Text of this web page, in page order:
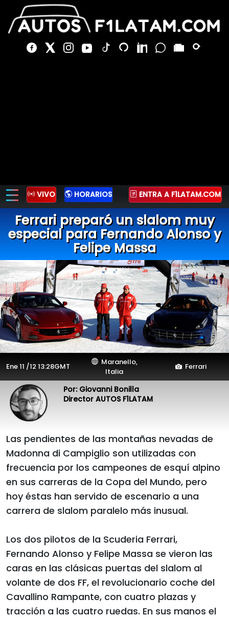
VIVO HORARIOS ENTRA A F1LATAM.COM
Ferrari preparó un slalom muy
especial para Fernando Alonso y
Felipe Massa
Ene 11 /12 13:28GMT
Maranello,
Italia
Ferrari
Por: Giovanni Bonilla
Director AUTOS F1LATAM
Las pendientes de las montañas nevadas de
Madonna di Campiglio son utilizadas con
frecuencia por los campeones de esquí alpino
en sus carreras de la Copa del Mundo, pero
hoy éstas han servido de escenario a una
carrera de slalom paralelo más inusual.
Los dos pilotos de la Scuderia Ferrari,
Fernando Alonso y Felipe Massa se vieron las
caras en las clásicas puertas del slalom al
volante de dos FF, el revolucionario coche del
Cavallino Rampante, con cuatro plazas y
tracción a las cuatro ruedas. En sus manos el